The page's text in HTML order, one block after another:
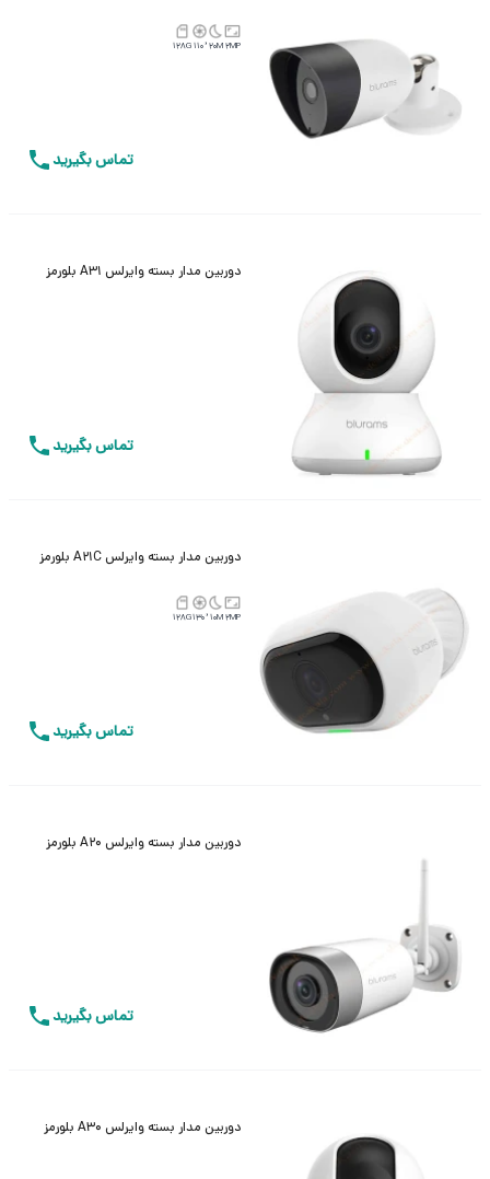
2MP
20M
110°
128G
تماس بگیرید
دوربین مدار بسته وایرلس A31 بلورمز
تماس بگیرید
دوربین مدار بسته وایرلس A21C بلورمز
2MP
10M
130°
128G
تماس بگیرید
دوربین مدار بسته وایرلس A20 بلورمز
تماس بگیرید
دوربین مدار بسته وایرلس A30 بلورمز